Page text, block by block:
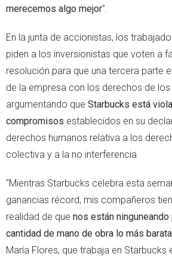
merecemos algo mejor”.
En la junta de accionistas, los
piden a los inversionistas que voten a
resolución para que una tercera parte
de la empresa con los derechos de
argumentando que Starbucks está
compromisos establecidos en su
derechos humanos relativa a los
colectiva y a la no interferencia.
“Mientras Starbucks celebra esta
ganancias récord, mis compañeros
realidad de que nos están
cantidad de mano de obra lo más
María Flores, que trabaja en Starbucks